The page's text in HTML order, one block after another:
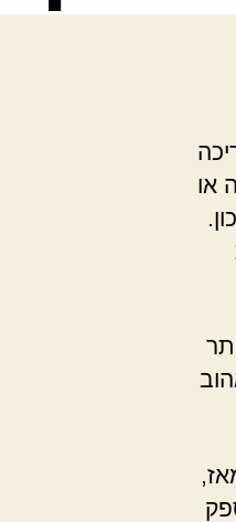
או
שיוצאות מטרמינל 3 האהוב